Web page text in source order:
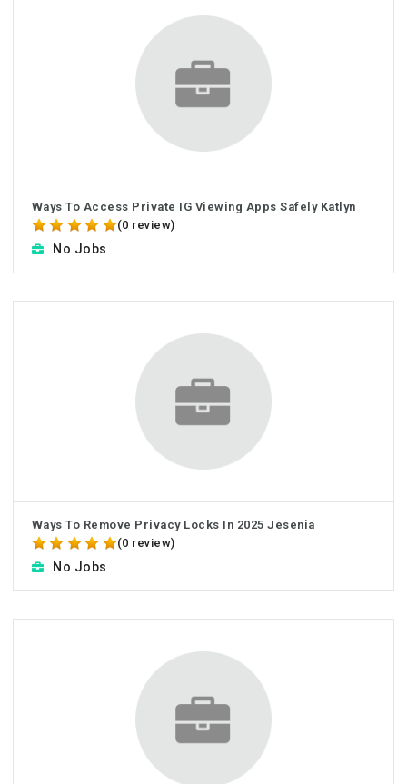
Ways To Access Private IG Viewing Apps Safely Katlyn
(0 review)
No Jobs
Ways To Remove Privacy Locks In 2025 Jesenia
(0 review)
No Jobs